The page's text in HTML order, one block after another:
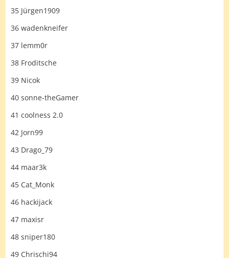
35 Jürgen1909
36 wadenkneifer
37 lemm0r
38 Froditsche
39 Nicok
40 sonne-theGamer
41 coolness 2.0
42 Jorn99
43 Drago_79
44 maar3k
45 Cat_Monk
46 hackijack
47 maxisr
48 sniper180
49 Chrischi94